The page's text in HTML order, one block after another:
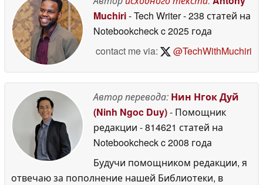
Muchiri- Tech Writer- 238 статей на
Notebookcheckc 2025 года
contact me via:
@TechWithMuchiri
Автор перевода: Нин Нгок Дуй
(Ninh Ngoc Duy)- Помощник
редакции - 814621 статей на
Notebookcheckc 2008 года
Будучи помощником редакции, я
отвечаю за пополнение нашей Библиотеки, в